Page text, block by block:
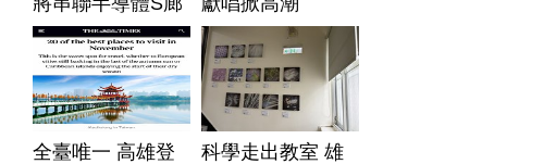
帶
全臺唯一 高雄登
科學走出教室 雄